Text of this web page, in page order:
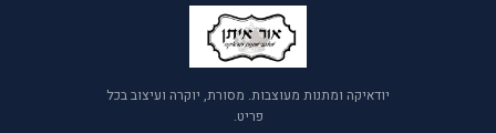
יודאיקה ומתנות מעוצבות. מסורת, יוקרה ועיצוב בכל
פריט.